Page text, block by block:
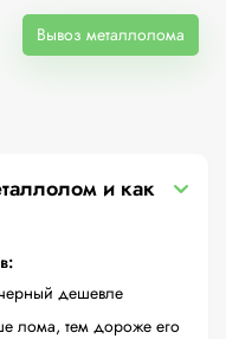
Вывоз металлолома
и как
дешевле
лома, тем дороже его